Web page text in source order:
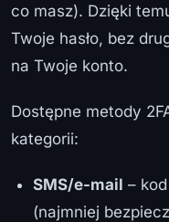
co masz). Dzięki
Twoje hasło, bez
na Twoje konto.
Dostępne metody
kategorii:
SMS/e-mail –
(najmniej